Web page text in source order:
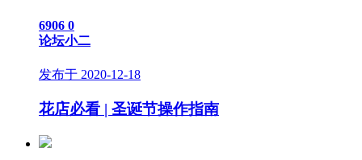
6906 0
论坛小二
发布于 2020-12-18
花店必看 | 圣诞节操作指南